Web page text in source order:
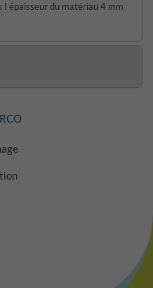
épaisseur du matériau 4 mm